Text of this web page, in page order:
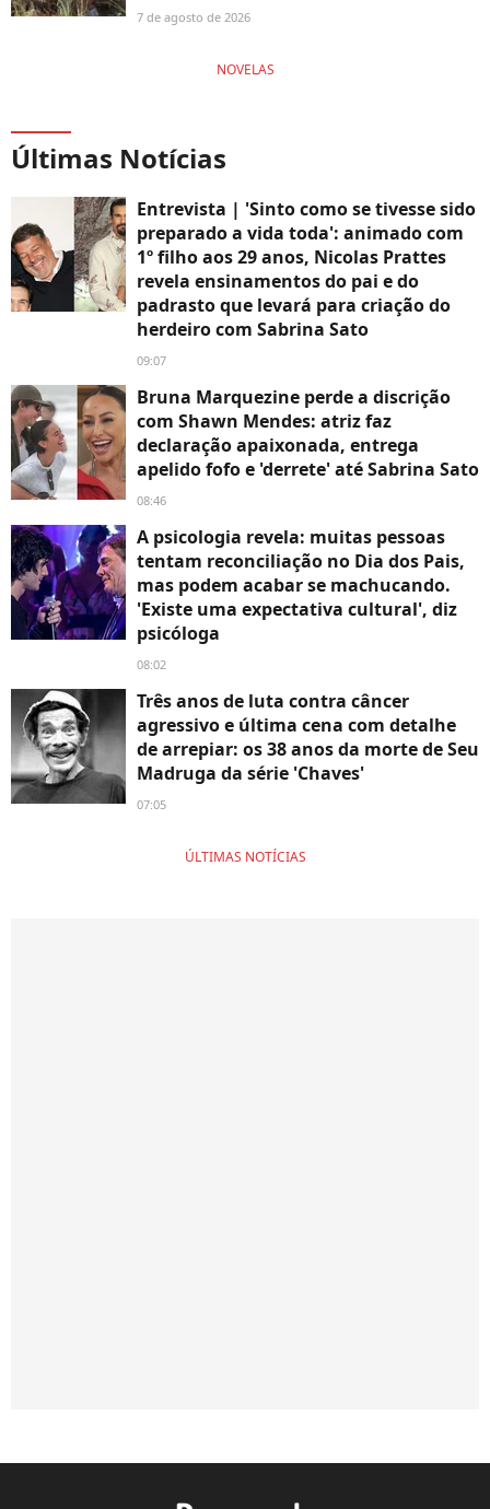
7 de agosto de 2026
NOVELAS
Últimas Notícias
Entrevista | 'Sinto como se tivesse sido
preparado a vida toda': animado com
1º filho aos 29 anos, Nicolas Prattes
revela ensinamentos do pai e do
padrasto que levará para criação do
herdeiro com Sabrina Sato
09:07
Bruna Marquezine perde a discrição
com Shawn Mendes: atriz faz
declaração apaixonada, entrega
apelido fofo e 'derrete' até Sabrina Sato
08:46
A psicologia revela: muitas pessoas
tentam reconciliação no Dia dos Pais,
mas podem acabar se machucando.
'Existe uma expectativa cultural', diz
psicóloga
08:02
Três anos de luta contra câncer
agressivo e última cena com detalhe
de arrepiar: os 38 anos da morte de Seu
Madruga da série 'Chaves'
07:05
ÚLTIMAS NOTÍCIAS